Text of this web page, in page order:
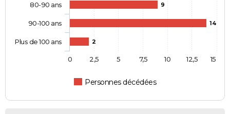
9
14
2
Personnes décédées
80-90 ans
90-100 ans
Plus de 100 ans
0 2,5 5 7,5 10 12,5 15